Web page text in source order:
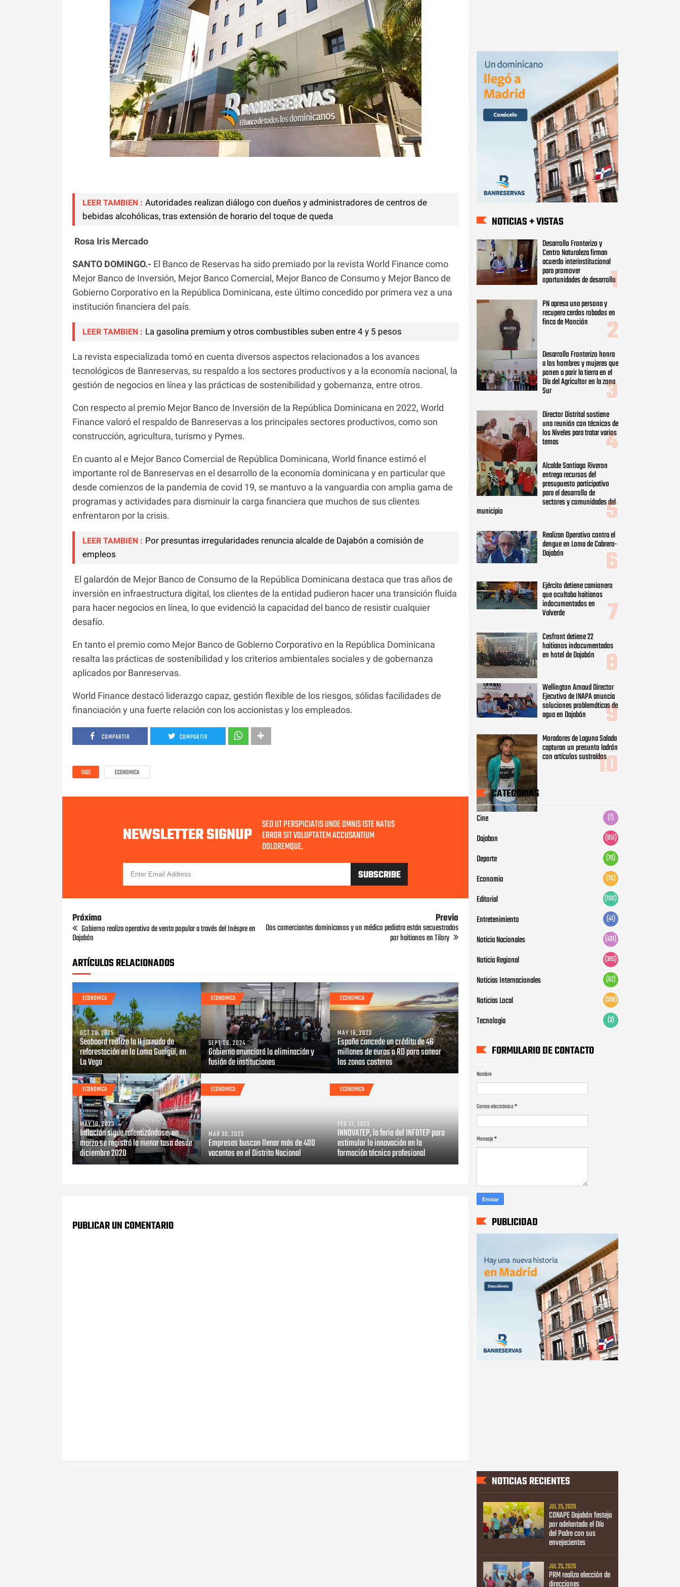
LEER TAMBIEN : Autoridades realizan diálogo con dueños y administradores de centros de
bebidas alcohólicas, tras extensión de horario del toque de queda
Rosa Iris Mercado
SANTO DOMINGO.- El Banco de Reservas ha sido premiado por la revista World Finance como
Mejor Banco de Inversión, Mejor Banco Comercial, Mejor Banco de Consumo y Mejor Banco de
Gobierno Corporativo en la República Dominicana, este último concedido por primera vez a una
institución financiera del país.
LEER TAMBIEN : La gasolina premium y otros combustibles suben entre 4 y 5 pesos
La revista especializada tomó en cuenta diversos aspectos relacionados a los avances
tecnológicos de Banreservas, su respaldo a los sectores productivos y a la economía nacional, la
gestión de negocios en línea y las prácticas de sostenibilidad y gobernanza, entre otros.
Con respecto al premio Mejor Banco de Inversión de la República Dominicana en 2022, World
Finance valoró el respaldo de Banreservas a los principales sectores productivos, como son
construcción, agricultura, turismo y Pymes.
En cuanto al e Mejor Banco Comercial de República Dominicana, World finance estimó el
importante rol de Banreservas en el desarrollo de la economía dominicana y en particular que
desde comienzos de la pandemia de covid 19, se mantuvo a la vanguardia con amplia gama de
programas y actividades para disminuir la carga financiera que muchos de sus clientes
enfrentaron por la crisis.
LEER TAMBIEN : Por presuntas irregularidades renuncia alcalde de Dajabón a comisión de
empleos
El galardón de Mejor Banco de Consumo de la República Dominicana destaca que tras años de
inversión en infraestructura digital, los clientes de la entidad pudieron hacer una transición fluida
para hacer negocios en línea, lo que evidenció la capacidad del banco de resistir cualquier
desafío.
En tanto el premio como Mejor Banco de Gobierno Corporativo en la República Dominicana
resalta las prácticas de sostenibilidad y los criterios ambientales sociales y de gobernanza
aplicados por Banreservas.
World Finance destacó liderazgo capaz, gestión flexible de los riesgos, sólidas facilidades de
financiación y una fuerte relación con los accionistas y los empleados.
COMPARTIR COMPARTIR
TAGS ECONOMICA
NEWSLETTER SIGNUP SED UT PERSPICIATIS UNDE OMNIS ISTE NATUS
ERROR SIT VOLUPTATEM ACCUSANTIUM
DOLOREMQUE.
Próximo
Gobierno realiza operativo de venta popular a través del Inéspre en
Dajabón
Previo
Dos comerciantes dominicanos y un médico pediatra están secuestrados
por haitianos en Tilory
ARTÍCULOS RELACIONADOS
ECONOMICA
OCT 20, 2025
Seaboard realiza la II jornada de
reforestación en la Loma Guaigüí, en
La Vega
ECONOMICA
SEPT 06, 2024
Gobierno anunciará la eliminación y
fusión de instituciones
ECONOMICA
MAY 16, 2023
España concede un crédito de 46
millones de euros a RD para sanear
las zonas costeras
ECONOMICA
MAY 10, 2023
Inflación sigue ralentizándose, en
marzo se registró la menor tasa desde
diciembre 2020
ECONOMICA
MAR 30, 2023
Empresas buscan llenar más de 400
vacantes en el Distrito Nacional
ECONOMICA
FEB 21, 2023
INNOVATEP, la feria del INFOTEP para
estimular la innovación en la
formación técnico profesional
PUBLICAR UN COMENTARIO
NOTICIAS + VISTAS
Desarrollo Fronterizo y
Centro Naturaleza firman
acuerdo interinstitucional
para promover
oportunidades de desarrollo
PN apresa una persona y
recupera cerdos robados en
finca de Monción
Desarrollo Fronterizo honra
a los hombres y mujeres que
ponen a parir la tierra en el
Día del Agricultor en la zona
Sur
Director Distrital sostiene
una reunión con técnicos de
los Niveles para tratar varios
temas
Alcalde Santiago Riveron
entrega recursos del
presupuesto participativo
para el desarrollo de
sectores y comunidades del
municipio
Realizan Operativo contra el
dengue en Loma de Cabrera-
Dajabón
Ejército detiene camionero
que ocultaba haitianos
indocumentados en
Valverde
Cesfront detiene 22
haitianos indocumentados
en hotel de Dajabón
Wellington Arnaud Director
Ejecutivo de INAPA anuncia
soluciones problemáticas de
agua en Dajabón
Moradores de Laguna Salada
capturan un presunto ladrón
con artículos sustraídos
CATEGORIAS
Cine (7)
Dajabon (951)
Deporte (70)
Economia (20)
Editorial (100)
Entretenimiento (41)
Noticia Nacionales (431)
Noticia Regional (385)
Noticias Internacionales (62)
Noticias Local (599)
Tecnologia (3)
FORMULARIO DE CONTACTO
Nombre
Correo electrónico*
Mensaje*
PUBLICIDAD
NOTICIAS RECIENTES
JUL 25, 2026
CONAPE Dajabón festeja
por adelantado el Día
del Padre con sus
envejecientes
JUL 25, 2026
PRM realiza elección de
direcciones